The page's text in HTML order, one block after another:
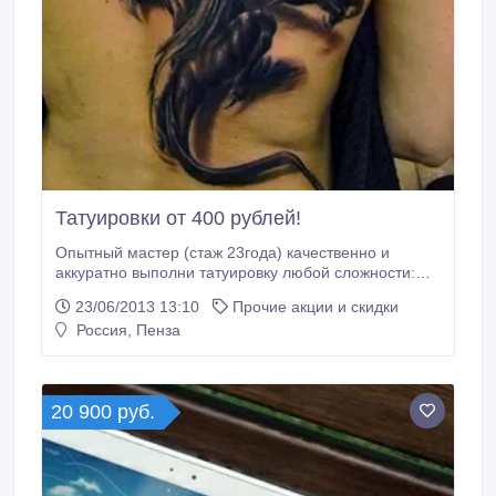
Татуировки от 400 рублей!
Опытный мастер (стаж 23года) качественно и
аккуратно выполни татуировку любой сложности:
-Перекрытие партаков, шрамов, коррекция
-Афоризмы и высказывания, имена на всех языках
консультацию от мастера БЕСПЛАТНО! В работе
используются только стерильные и одноразовые
инструменты! Акция!!! На объёмное тату скидка 40%
Наш адрес: ул Куйбышева 4«б» тел 241551.
23/06/2013 13:10
Прочие акции и скидки
Россия, Пенза
20 900 руб.